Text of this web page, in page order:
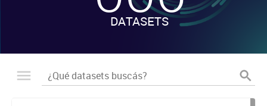
DATASETS